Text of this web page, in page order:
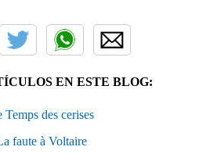
EN ESTE BLOG:
Temps des cerises
faute à Voltaire